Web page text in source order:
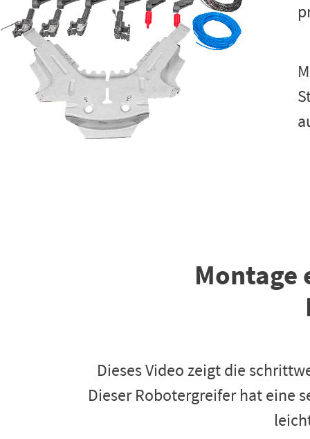
Montage
Dieses Video zeigt die
Dieser Robotergreifer hat eine